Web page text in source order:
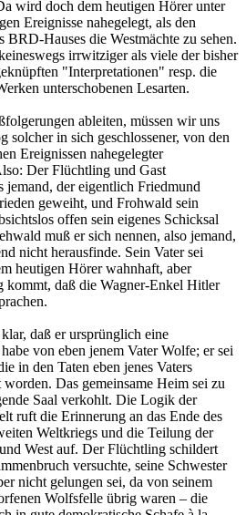
wird doch dem heutigen Hörer unter
Ereignisse nahegelegt, als den
BRD-Hauses die Westmächte zu sehen.
irrwitziger als viele der bisher
"Interpretationen" resp. die
unterschobenen Lesarten.
ableiten, müssen wir uns
solcher in sich geschlossener, von den
Ereignissen nahegelegter
Der Flüchtling und Gast
jemand, der eigentlich Friedmund
geweiht, und Frohwald sein
offen sein eigenes Schicksal
muß er sich nennen, also jemand,
nicht herausfinde. Sein Vater sei
heutigen Hörer wahnhaft, aber
kommt, daß die Wagner-Enkel Hitler
daß er ursprünglich eine
von eben jenem Vater Wolfe; er sei
in den Taten eben jenes Vaters
Das gemeinsame Heim sei zu
Saal verkohlt. Die Logik der
ruft die Erinnerung an das Ende des
Weltkriegs und die Teilung der
West auf. Der Flüchtling schildert
versuchte, seine Schwester
nicht gelungen sei, da von seinem
Wolfsfelle übrig waren – die